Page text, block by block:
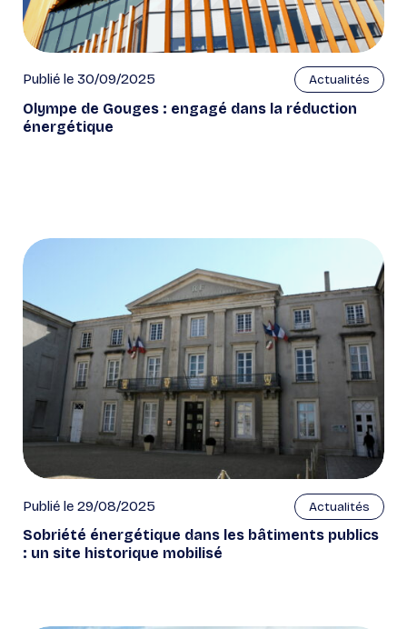
Publié le 30/09/2025 Actualités
Olympe de Gouges : engagé dans la réduction
énergétique
Publié le 29/08/2025 Actualités
Sobriété énergétique dans les bâtiments publics
: un site historique mobilisé